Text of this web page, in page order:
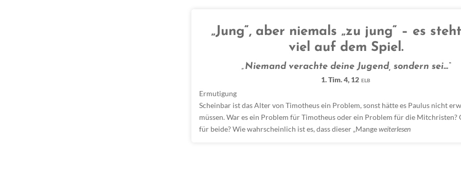
„Jung“, aber niemals „zu jung“ – es
viel auf dem Spiel.
„Niemand verachte deine Jugend, sondern sei...“
1. Tim. 4, 12 ELB
Ermutigung
Scheinbar ist das Alter von Timotheus ein Problem, sonst hätte es Paulus nicht
müssen. War es ein Problem für Timotheus oder ein Problem für die Mitchristen?
für beide? Wie wahrscheinlich ist es, dass dieser „Mangeweiterlesen